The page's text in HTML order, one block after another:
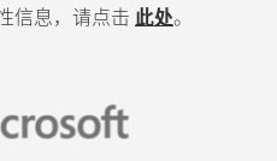
信息，请点击 此处。